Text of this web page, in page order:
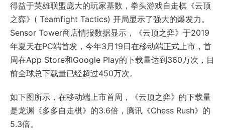
得益于英雄联盟庞大的玩家基数，拳头游戏自走棋《云顶
之弈》( Teamfight Tactics) 开局显示了强大的爆发力。
Sensor Tower商店情报数据显示，《云顶之弈》于2019
年夏天在PC端首发，今年3月19日在移动端正式上市，首
周在App Store和Google Play的下载量达到360万次，目
前全球总下载量已经超过450万次。
如下图所示，在移动端上市首周，《云顶之弈》的下载量
是龙渊《多多自走棋》的3.6倍，腾讯《Chess Rush》的
5.3倍。